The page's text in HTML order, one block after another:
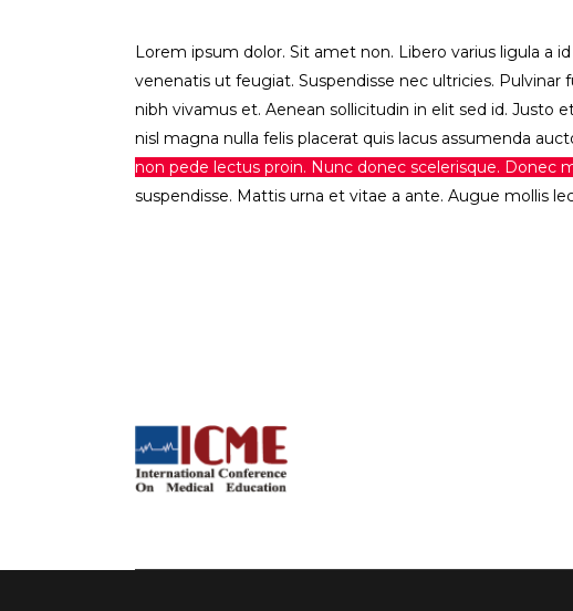
Lorem ipsum dolor. Sit amet non. Libero varius ligula a
venenatis ut feugiat. Suspendisse nec ultricies. Pulvinar
nibh vivamus et. Aenean sollicitudin in elit sed id. Justo
nisl magna nulla felis placerat quis lacus assumenda
non pede lectus proin. Nunc donec scelerisque. Donec
suspendisse. Mattis urna et vitae a ante. Augue mollis